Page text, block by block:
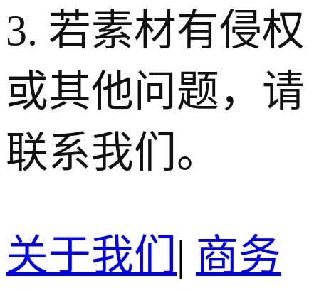
3. 若素材有侵权
或其他问题，请
联系我们。
关于我们 | 商务